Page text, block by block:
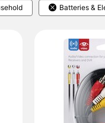
Batteries &